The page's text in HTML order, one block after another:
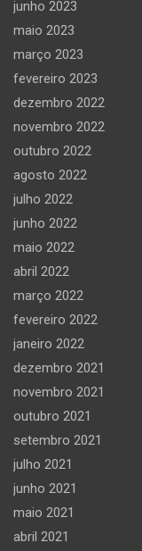
junho 2023
maio 2023
março 2023
fevereiro 2023
dezembro 2022
novembro 2022
outubro 2022
agosto 2022
julho 2022
junho 2022
maio 2022
abril 2022
março 2022
fevereiro 2022
janeiro 2022
dezembro 2021
novembro 2021
outubro 2021
setembro 2021
julho 2021
junho 2021
maio 2021
abril 2021